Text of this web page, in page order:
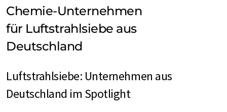
Chemie-Unternehmen
für Luftstrahlsiebe aus
Deutschland
Luftstrahlsiebe: Unternehmen aus
Deutschland im Spotlight